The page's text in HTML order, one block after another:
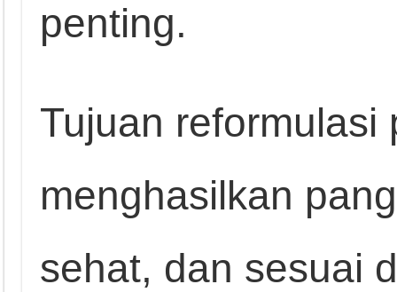
penting.
Tujuan reformulasi
menghasilkan
sehat, dan sesuai